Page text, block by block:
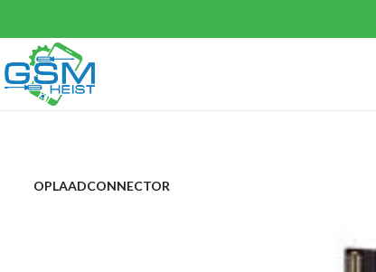
OPLAADCONNECTOR